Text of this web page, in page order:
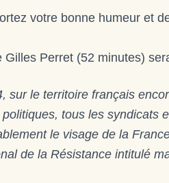
votre bonne humeur et
Perret (52 minutes)
sur le territoire français
tous les syndicats
le visage de la
de la Résistance intitulé